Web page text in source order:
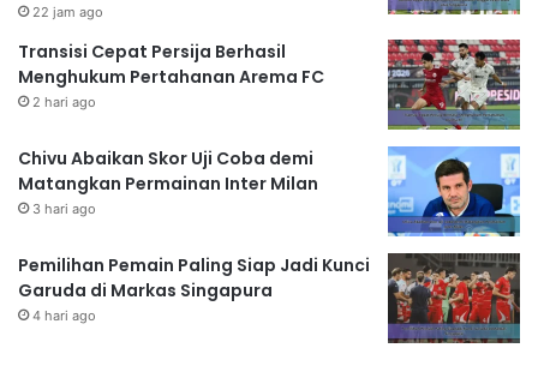
22 jam ago
Transisi Cepat Persija Berhasil
Menghukum Pertahanan Arema FC
2 hari ago
Chivu Abaikan Skor Uji Coba demi
Matangkan Permainan Inter Milan
3 hari ago
Pemilihan Pemain Paling Siap Jadi Kunci
Garuda di Markas Singapura
4 hari ago